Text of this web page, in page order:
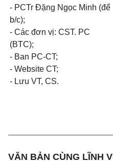
- PCTr Đặng Ngọc Minh (để
b/c);
- Các đơn vị: CST. PC
(BTC);
- Ban PC-CT;
- Website CT;
- Lưu VT, CS.
VĂN BẢN CÙNG LĨNH